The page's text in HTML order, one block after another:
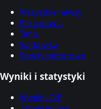
Wszystkie newsy
Piłka nożna
Tenis
Siatkówka
Sporty motorowe
Wyniki i statystyki
Wyniki LIVE